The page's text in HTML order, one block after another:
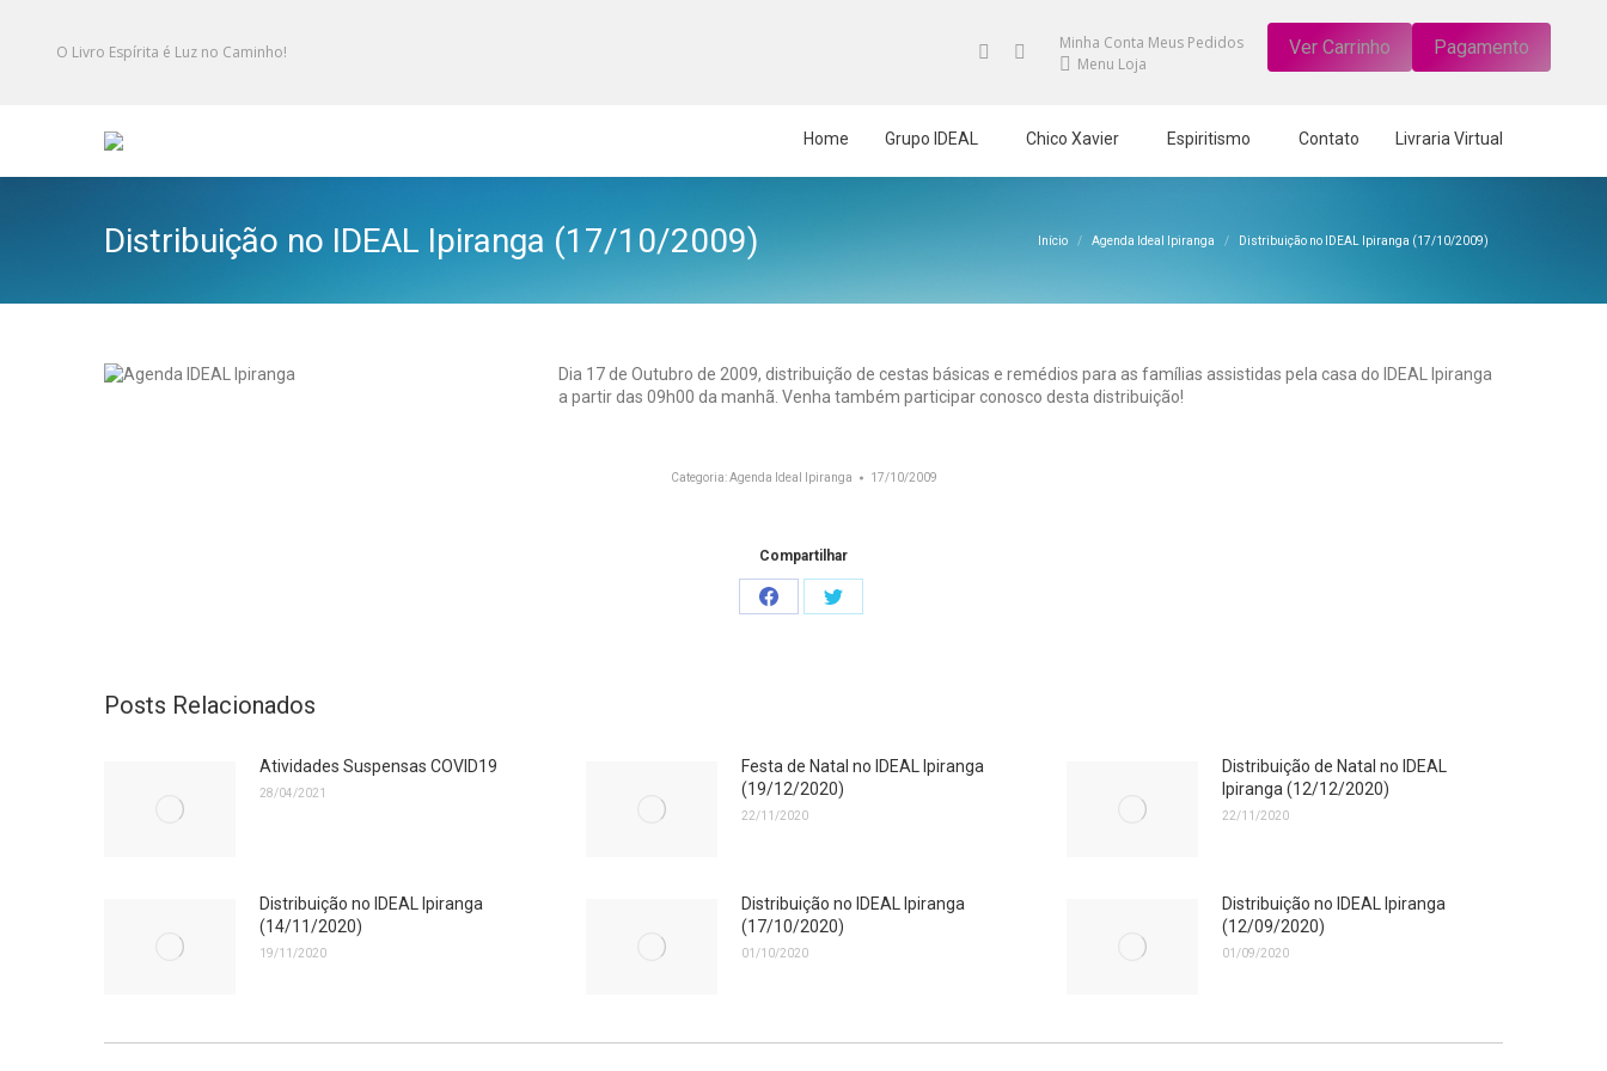
O Livro Espírita é Luz no Caminho!
opens
Facebook
opens
Minha Conta Meus Pedidos
Menu Loja
Ver Carrinho Pagamento
Home Grupo IDEAL Chico Xavier Espiritismo Contato Livraria Virtual
Distribuição no IDEAL Ipiranga (17/10/2009) Você está aqui:
Início Agenda Ideal Ipiranga Distribuição no IDEAL Ipiranga (17/10/2009)
Dia 17 de Outubro de 2009, distribuição de cestas básicas e remédios para as famílias assistidas pela casa do IDEAL Ipiranga
a partir das 09h00 da manhã. Venha também participar conosco desta distribuição!
Categoria:Agenda Ideal Ipiranga 17/10/2009
Compartilhar
Share
Share
Posts Relacionados
Atividades Suspensas COVID19
28/04/2021
Festa de Natal no IDEAL Ipiranga
(19/12/2020)
22/11/2020
Distribuição de Natal no IDEAL
Ipiranga (12/12/2020)
22/11/2020
Distribuição no IDEAL Ipiranga
(14/11/2020)
19/11/2020
Distribuição no IDEAL Ipiranga
(17/10/2020)
01/10/2020
Distribuição no IDEAL Ipiranga
(12/09/2020)
01/09/2020